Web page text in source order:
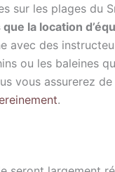
sur les plages du
la location
avec des
ou les baleines
vous assurerez
.